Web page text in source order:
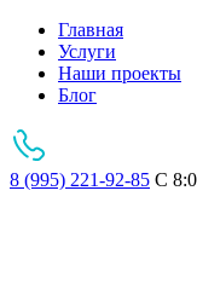
Главная
Услуги
Наши проекты
Блог
8 (995) 221-92-85 С